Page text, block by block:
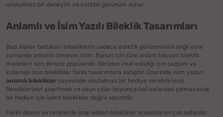
unutulmaz bir deneyim ve estetik görünüm sunar.
Anlamlı ve İsim Yazılı Bileklik Tasarımları
Bazı kişiler taktıkları bilekliklerin sadece estetik görünmesini değil aynı
zamanda anlamlı olmasını ister. Bunun için özel anlam taşıyan bileklik
modelleri son derece popülerdir. Deriden imal edildiği için sağlam ve
kullanışlı olan bileklikler farklı tasarımlara sahiptir. Üzerinde isim yazan
anlamlı bileklikler sayesinde unutulmaz bir hediye verebilirsiniz.
Sevdiklerinizi şaşırtmak ve uzun yıllar boyunca hafızalardan çıkmayacak
bir hediye için isimli bileklikler doğru seçimdir.
Farklı desen ve renklerde imal edilen bileklikler arasında en çok satanlar